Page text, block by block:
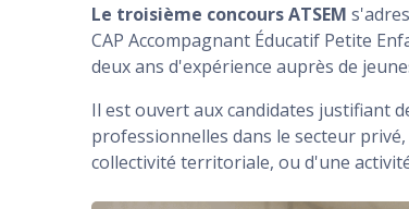
Le troisième concours ATSEM
CAP Accompagnant Éducatif Petite
deux ans d'expérience auprès de
Il est ouvert aux candidates justifiant
professionnelles dans le secteur
collectivité territoriale, ou d'une